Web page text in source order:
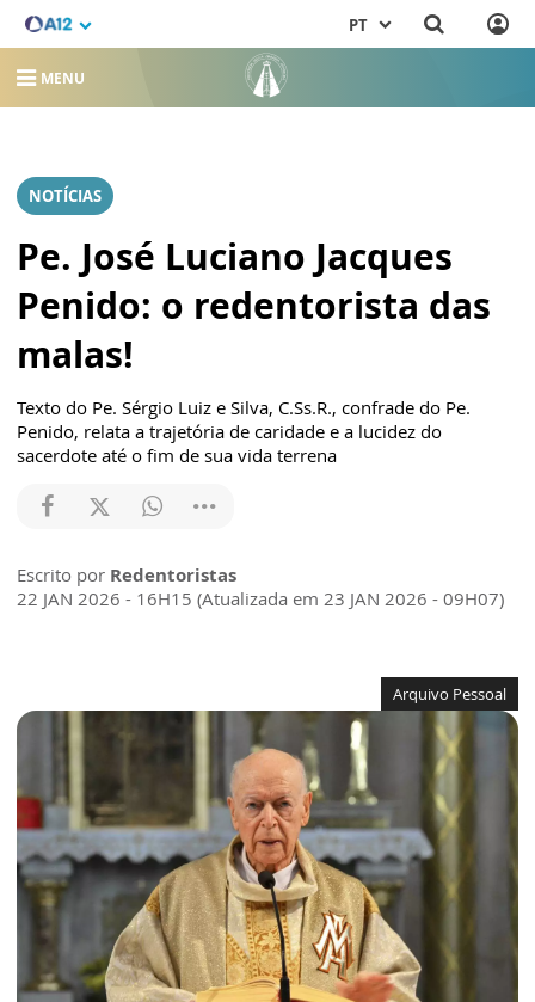
PT
MENU
NOTÍCIAS
Pe. José Luciano Jacques
Penido: o redentorista das
malas!
Texto do Pe. Sérgio Luiz e Silva, C.Ss.R., confrade do Pe.
Penido, relata a trajetória de caridade e a lucidez do
sacerdote até o fim de sua vida terrena
Escrito por Redentoristas
22 JAN 2026 - 16H15 (Atualizada em 23 JAN 2026 - 09H07)
Arquivo Pessoal